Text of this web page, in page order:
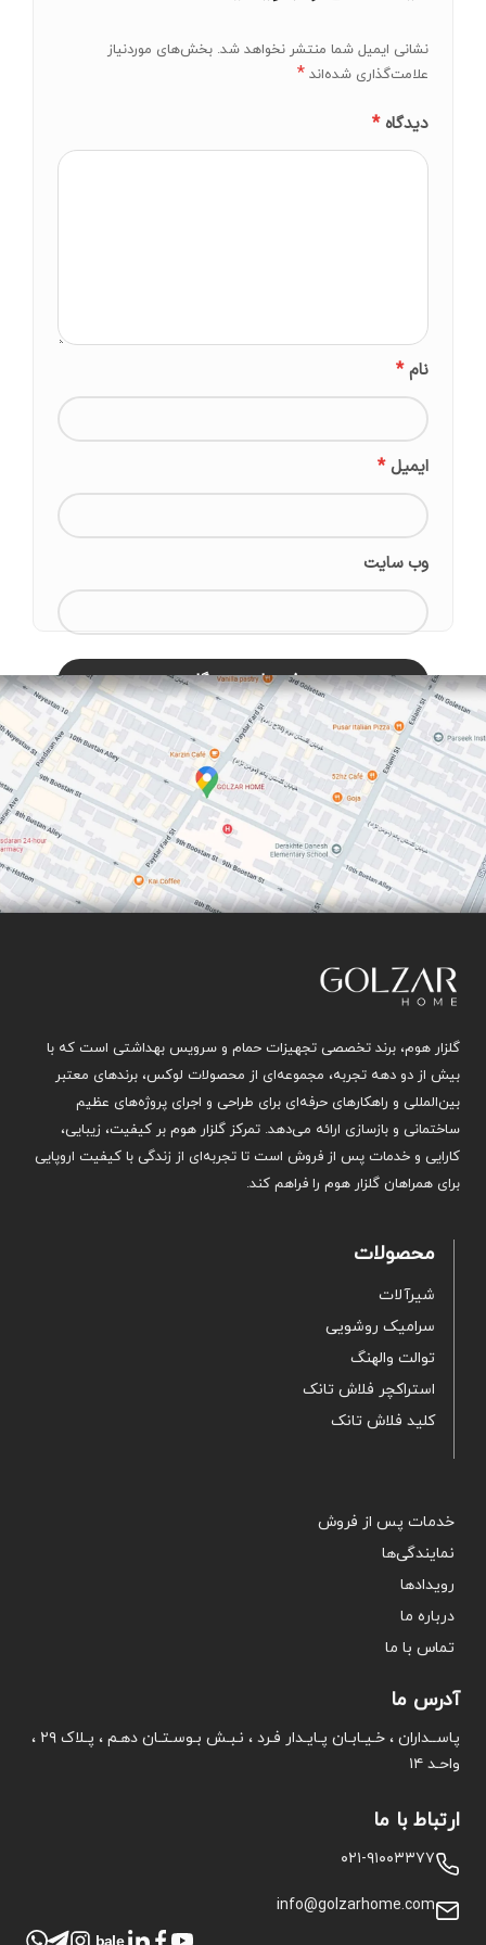
نشانی ایمیل شما منتشر نخواهد شد. بخش‌های موردنیاز
علامت‌گذاری شده‌اند *
دیدگاه*
نام*
ایمیل*
وب‌ سایت
bale
آدرس ما
پاســداران ، خـیـابـان پـایـدار فـرد ، نـبـش بـوسـتـان دهـم ، پـلاک ۲۹ ،
واحـد ۱۴
ارتباط با ما
۰۲۱-۹۱۰۰۳۳۷۷
info@golzarhome.com
گلزار هوم، برند تخصصی تجهیزات حمام و سرویس بهداشتی است که با
بیش از دو دهه تجربه، مجموعه‌ای از محصولات لوکس، برندهای معتبر
بین‌المللی و راهکارهای حرفه‌ای برای طراحی و اجرای پروژه‌های عظیم
ساختمانی و بازسازی ارائه می‌دهد. تمرکز گلزار هوم بر کیفیت، زیبایی،
کارایی و خدمات پس از فروش است تا تجربه‌ای از زندگی با کیفیت اروپایی
برای همراهان گلزار هوم را فراهم کند.
خدمات پس از فروش
نمایندگی‌ها
رویدادها
درباره ما
تماس با ما
محصولات
شیرآلات
سرامیک روشویی
توالت والهنگ
استراکچر فلاش تانک
کلید فلاش تانک